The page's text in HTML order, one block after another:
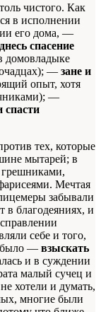
чистого. Как
в исполнении
его дома, —
днесь спасение
домовладыке
— зане и
опыт, хотя
—
спасти
тех, которые
мытарей; в
грешниками,
Мечтая
забывали
в благодеяниях, и
себе и того,
было — взыскать
и в суждении
малый сучец и
хотели и думать,
многие были